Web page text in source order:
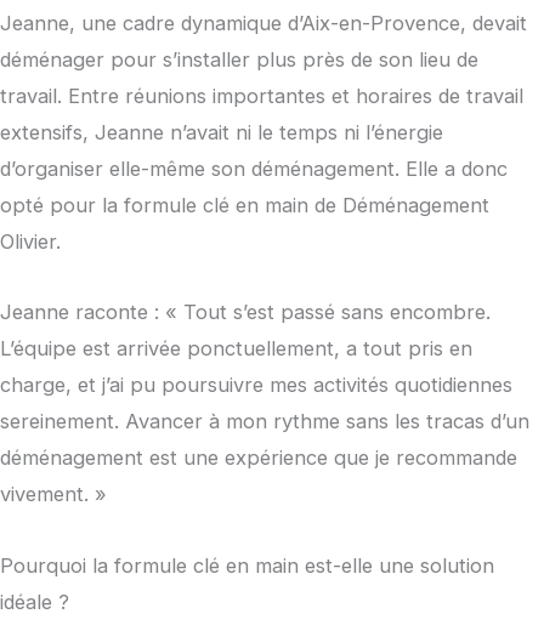
Jeanne, une cadre dynamique d’Aix-en-Provence, devait
déménager pour s’installer plus près de son lieu de
travail. Entre réunions importantes et horaires de travail
extensifs, Jeanne n’avait ni le temps ni l’énergie
d’organiser elle-même son déménagement. Elle a donc
opté pour la formule clé en main de Déménagement
Olivier.
Jeanne raconte : « Tout s’est passé sans encombre.
L’équipe est arrivée ponctuellement, a tout pris en
charge, et j’ai pu poursuivre mes activités quotidiennes
sereinement. Avancer à mon rythme sans les tracas d’un
déménagement est une expérience que je recommande
vivement. »
Pourquoi la formule clé en main est-elle une solution
idéale ?